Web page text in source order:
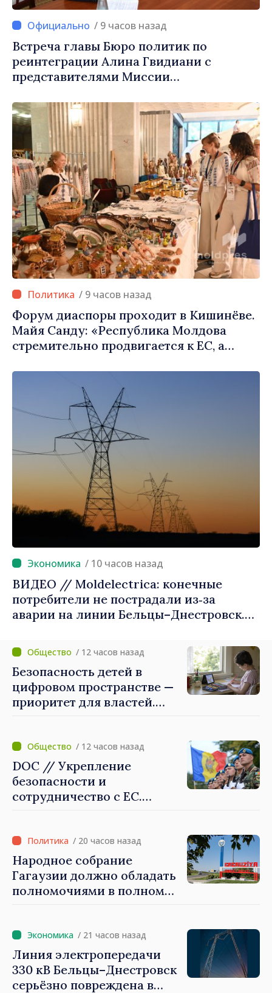
/ 9 часов назад
Встреча главы Бюро политик по
реинтеграции Алина Гвидиани с
представителями Миссии
Креста в Молдове
/ 9 часов назад
Форум диаспоры проходит в Кишинёве.
Майя Санду: «Республика Молдова
стремительно продвигается к ЕС, а
продвижении и поддержке этого пути»
/ 10 часов назад
ВИДЕО // Moldelectrica: конечные
потребители не пострадали из‑за
аварии на линии Бельцы–Днестровск.
приоритетном режиме
/ 12 часов назад
Безопасность детей в
цифровом пространстве —
приоритет для властей.
которые будут их
защищать»
/ 12 часов назад
DOC // Укрепление
безопасности и
сотрудничество с ЕС.
обороны на 2024–2034 годы
опубликована в Monitorul
Oficial
/ 20 часов назад
Народное собрание
Гагаузии должно обладать
полномочиями в полном
быть свободными и
честными»
/ 21 часов назад
Линия электропередачи
330 кВ Бельцы–Днестровск
серьёзно повреждена в